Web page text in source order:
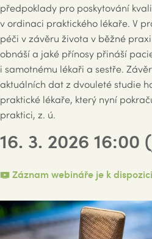
předpoklady pro poskytování
v ordinaci praktického lékaře. V
péči v závěru života v běžné
obnáší a jaké přínosy přináší
i samotnému lékaři a sestře.
aktuálních dat z dvouleté studie
praktické lékaře, který nyní
praktici, z. ú.
16. 3. 2026 16:00
Záznam webináře je k